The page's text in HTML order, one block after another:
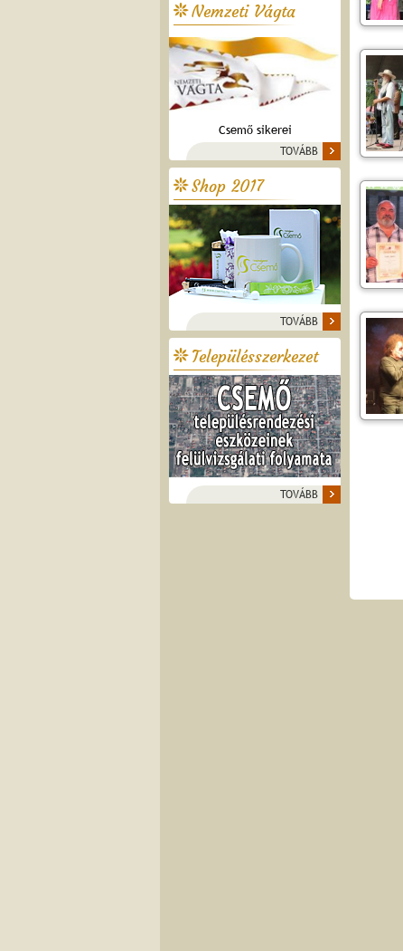
Nemzeti Vágta
Csemő sikerei
TOVÁBB
Shop 2017
TOVÁBB
Településszerkezet
TOVÁBB